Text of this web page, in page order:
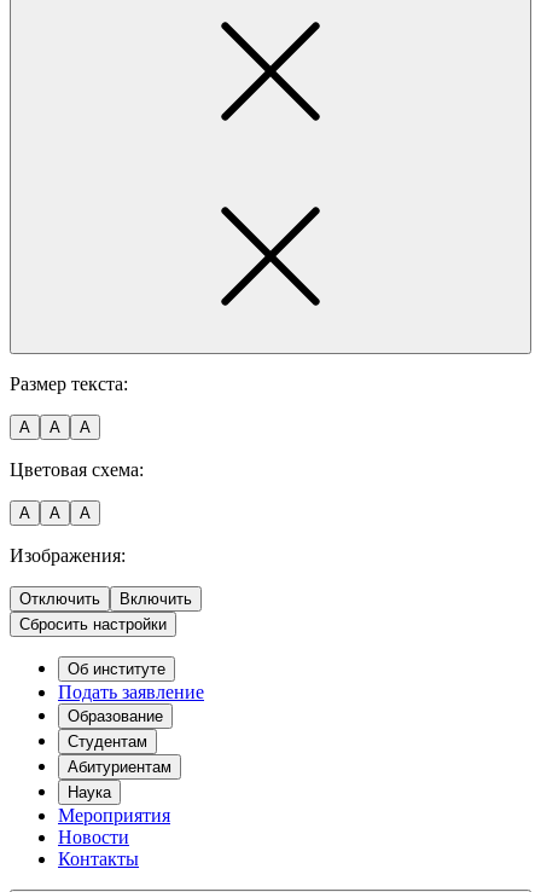
Размер текста:
A A A
Цветовая схема:
A A A
Изображения:
Отключить
Включить
Сбросить настройки
Об институте
Подать заявление
Образование
Студентам
Абитуриентам
Наука
Мероприятия
Новости
Контакты